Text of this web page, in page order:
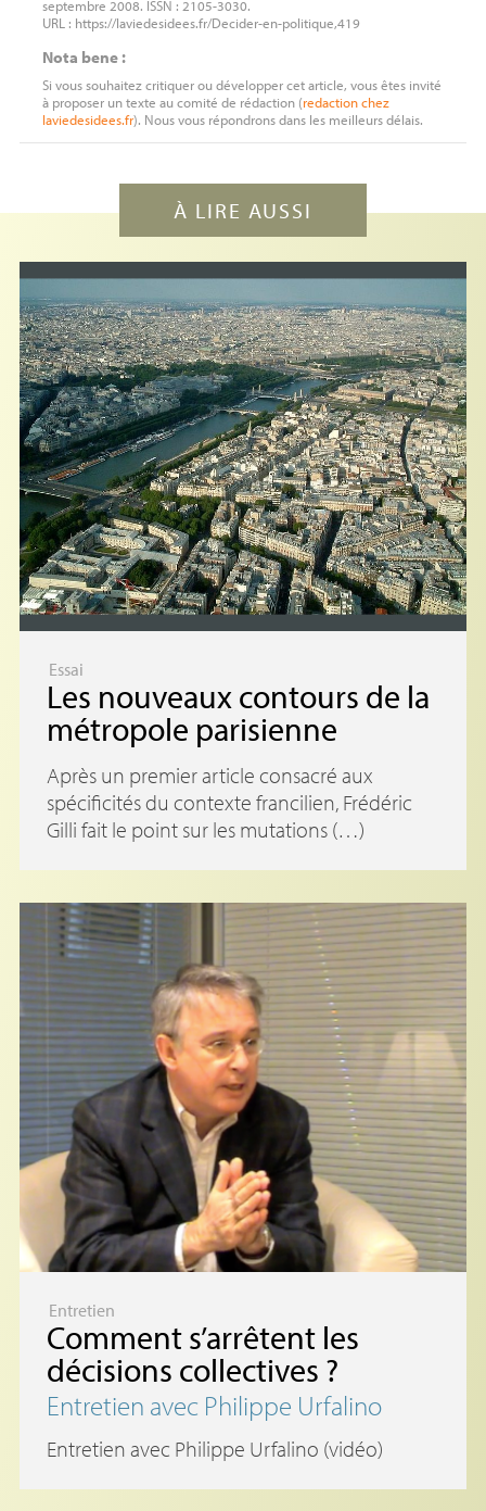
septembre 2008. ISSN : 2105-3030.
URL : https://laviedesidees.fr/Decider-en-politique,419
Nota bene :
Si vous souhaitez critiquer ou développer cet article, vous êtes invité
à proposer un texte au comité de rédaction (redactionchez
laviedesidees.fr). Nous vous répondrons dans les meilleurs délais.
À LIRE AUSSI
Essai
Les nouveaux contours de la
métropole parisienne
Après un premier article consacré aux
spécificités du contexte francilien, Frédéric
Gilli fait le point sur les mutations (…)
Entretien
Comment s’arrêtent les
décisions collectives ?
Entretien avec Philippe Urfalino
Entretien avec Philippe Urfalino (vidéo)